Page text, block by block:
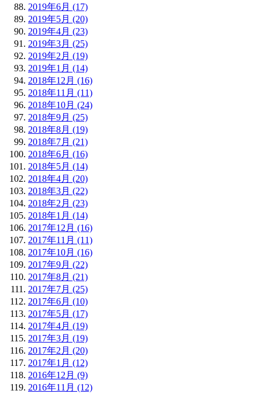
2019年6月 (17)
2019年5月 (20)
2019年4月 (23)
2019年3月 (25)
2019年2月 (19)
2019年1月 (14)
2018年12月 (16)
2018年11月 (11)
2018年10月 (24)
2018年9月 (25)
2018年8月 (19)
2018年7月 (21)
2018年6月 (16)
2018年5月 (14)
2018年4月 (20)
2018年3月 (22)
2018年2月 (23)
2018年1月 (14)
2017年12月 (16)
2017年11月 (11)
2017年10月 (16)
2017年9月 (22)
2017年8月 (21)
2017年7月 (25)
2017年6月 (10)
2017年5月 (17)
2017年4月 (19)
2017年3月 (19)
2017年2月 (20)
2017年1月 (12)
2016年12月 (9)
2016年11月 (12)